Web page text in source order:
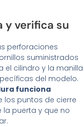
y verifica su
perforaciones
suministrados
el cilindro y la manilla
del modelo.
funciona
los puntos de cierre
puerta y que no